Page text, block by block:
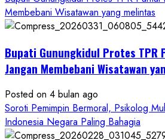
RI
Minta
Resmi
Membebani Wisatawan yang melintas
Bupati Gunungkidul Protes
Jangan Membebani Wisatawan
Posted on 4 bulan ago
Soroti Pemimpin Bermoral, Psikolog
Indonesia Negara Paling Bahagia